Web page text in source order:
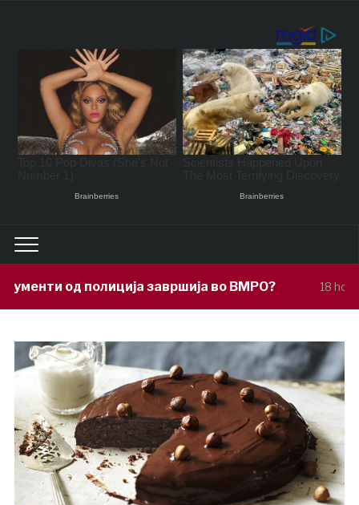
завршија во ВМРО? 18 hours ago Под